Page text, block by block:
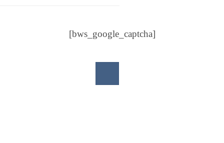
[bws_google_captcha]